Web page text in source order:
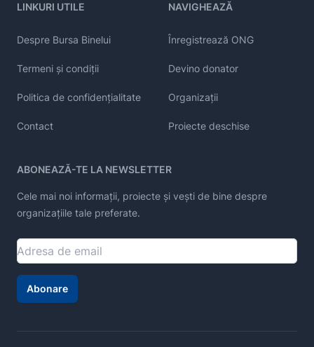
LINKURI UTILE
Despre Bursa Binelui
Termeni și condiții
Politica de confidențialitate
Contact
NAVIGHEAZĂ
Înregistrează ONG
Devino donator
Organizații
Proiecte deschise
ABONEAZĂ-TE LA NEWSLETTER
Cele mai noi informații, proiecte și vești de bine despre
organizațiile tale preferate.
Abonare